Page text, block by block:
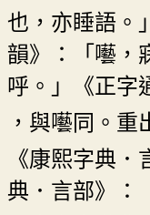
也，亦睡語。
韻》：「囈，
呼。」《正字
，與囈同。重
《康熙字典
典．言部》：